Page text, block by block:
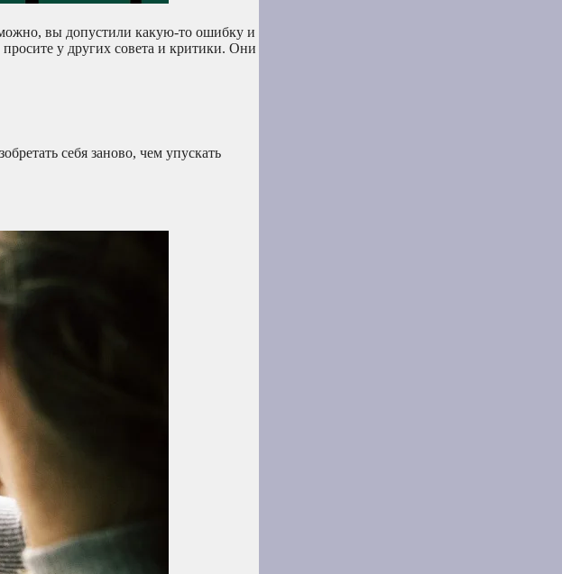
вы допустили какую-то ошибку и
у других совета и критики. Они
себя заново, чем упускать